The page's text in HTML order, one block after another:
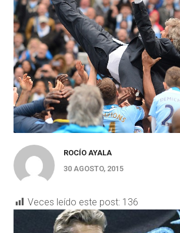
ROCÍO AYALA
30 AGOSTO, 2015
Veces leído este post: 136